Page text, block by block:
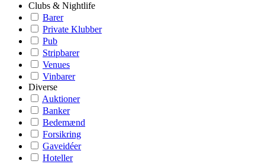
Clubs & Nightlife
Barer
Private Klubber
Pub
Stripbarer
Venues
Vinbarer
Diverse
Auktioner
Banker
Bedemænd
Forsikring
Gaveidéer
Hoteller